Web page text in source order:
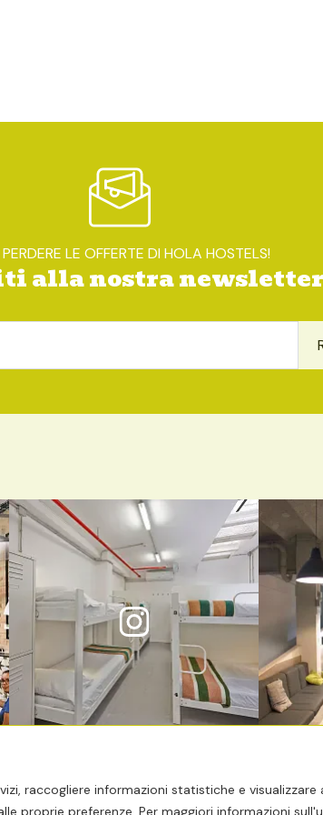
LE OFFERTE DI HOLA HOSTELS!
alla nostra newsletter
Condizioni di
raccogliere informazioni statistiche e visualizzare
proprie preferenze. Per maggiori informazioni